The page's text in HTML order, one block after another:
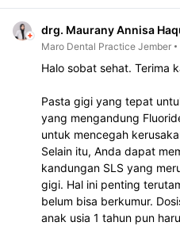
drg. Maurany Annisa
Maro Dental Practice Jember
Halo sobat sehat. Terima
Pasta gigi yang tepat
yang mengandung
untuk mencegah
Selain itu, Anda dapat
kandungan SLS yang
gigi. Hal ini penting
belum bisa berkumur.
anak usia 1 tahun pun